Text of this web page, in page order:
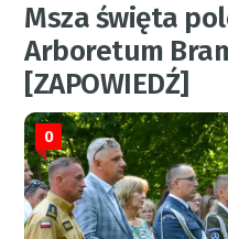
Msza święta
Arboretum
[ZAPOWIEDŹ]
0